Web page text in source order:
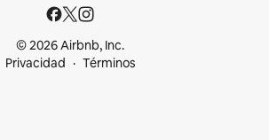
© 2026 Airbnb, Inc.
Privacidad
Términos